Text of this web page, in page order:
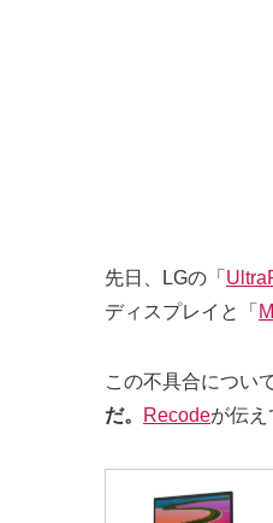
先日、LGの「
ディスプレイと「
この不具合につい
だ。
Recodeが伝え